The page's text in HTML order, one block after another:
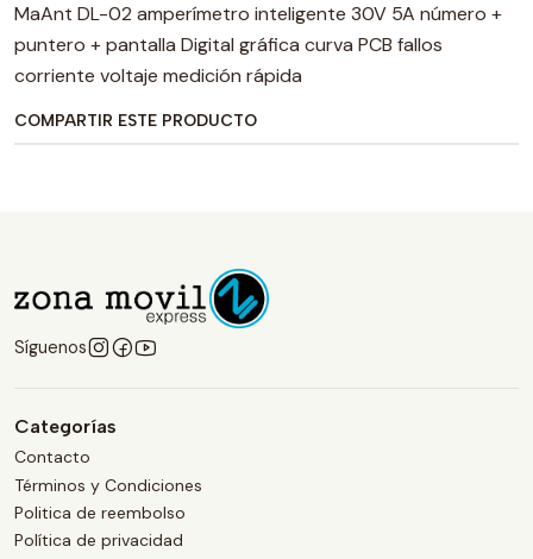
MaAnt DL-02 amperímetro inteligente 30V 5A número +
puntero + pantalla Digital gráfica curva PCB fallos
corriente voltaje medición rápida
COMPARTIR ESTE PRODUCTO
Síguenos
Categorías
Contacto
Términos y Condiciones
Politica de reembolso
Política de privacidad